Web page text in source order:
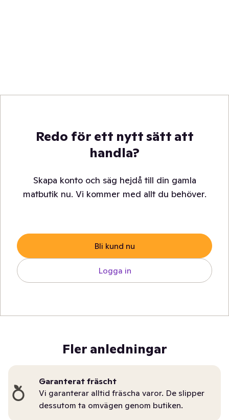
Redo för ett nytt sätt att
handla?
Skapa konto och säg hejdå till din gamla
matbutik nu. Vi kommer med allt du behöver.
Bli kund nu
Logga in
Fler anledningar
Garanterat fräscht
Vi garanterar alltid fräscha varor. De slipper
dessutom ta omvägen genom butiken.